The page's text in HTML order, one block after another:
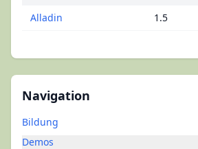
Navigation
Bildung
Demos
Alladin
1.5